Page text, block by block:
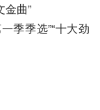
金曲”
季季选”“十大劲